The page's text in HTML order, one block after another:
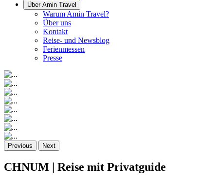
Über Amin Travel
Warum Amin Travel?
Über uns
Kontakt
Reise- und Newsblog
Ferienmessen
Presse
Previous Next
CHNUM | Reise mit Privatguide